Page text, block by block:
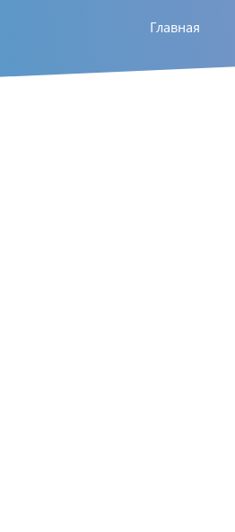
Главная